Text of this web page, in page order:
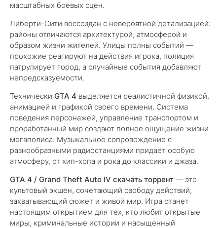
масштабных боевых сцен.
Либерти-Сити воссоздан с невероятной детализацией:
районы отличаются архитектурой, атмосферой и
образом жизни жителей. Улицы полны событий —
прохожие реагируют на действия игрока, полиция
патрулирует город, а случайные события добавляют
непредсказуемости.
Технически GTA 4 выделяется реалистичной физикой,
анимацией и графикой своего времени. Система
поведения персонажей, управление транспортом и
проработанный мир создают полное ощущение жизни
мегаполиса. Музыкальное сопровождение с
разнообразными радиостанциями придаёт особую
атмосферу, от хип-хопа и рока до классики и джаза.
GTA 4 / Grand Theft Auto IV скачать торрент — это
культовый экшен, сочетающий свободу действий,
захватывающий сюжет и живой мир. Игра станет
настоящим открытием для тех, кто любит открытые
миры, криминальные истории и насыщенный